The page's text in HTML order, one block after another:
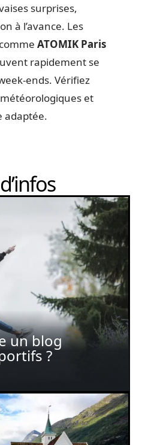
surprises,
à l’avance. Les
ATOMIK Paris
rapidement se
ends. Vérifiez
et
adaptée.
un blog
?